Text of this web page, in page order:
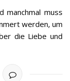
manchmal muss
werden, um
die Liebe und